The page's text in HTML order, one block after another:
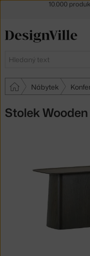
Hledat
Nábytek
Stolek
30